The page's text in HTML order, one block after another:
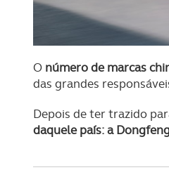
O número de marcas
das grandes
Depois de ter trazido
daquele país: a